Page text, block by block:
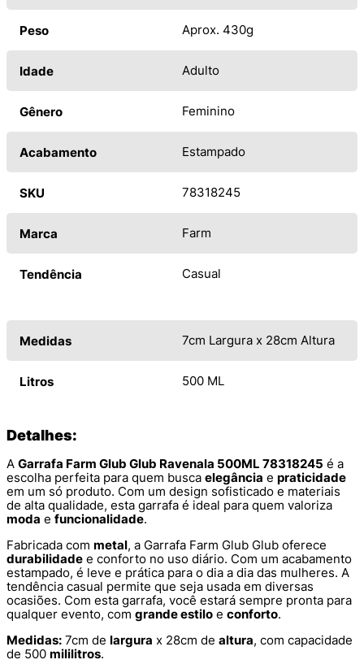
Peso Aprox. 430g
Idade Adulto
Gênero Feminino
Acabamento Estampado
SKU 78318245
Marca Farm
Tendência Casual
Medidas 7cm Largura x 28cm Altura
Litros 500 ML
Detalhes:
A Garrafa Farm Glub Glub Ravenala 500ML 78318245 é a
escolha perfeita para quem busca elegância e praticidade
em um só produto. Com um design sofisticado e materiais
de alta qualidade, esta garrafa é ideal para quem valoriza
moda e funcionalidade.
Fabricada com metal, a Garrafa Farm Glub Glub oferece
durabilidade e conforto no uso diário. Com um acabamento
estampado, é leve e prática para o dia a dia das mulheres. A
tendência casual permite que seja usada em diversas
ocasiões. Com esta garrafa, você estará sempre pronta para
qualquer evento, com grande estilo e conforto.
Medidas: 7cm de largura x 28cm de altura, com capacidade
de 500 mililitros.